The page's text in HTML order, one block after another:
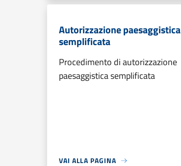
Autorizzazione paesaggistica
semplificata
Procedimento di autorizzazione
paesaggistica semplificata
VAI ALLA PAGINA